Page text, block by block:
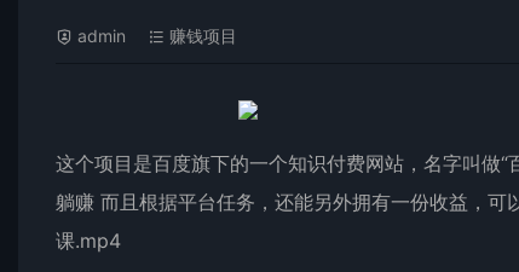
admin 赚钱项目
这个项目是百度旗下的一个知识付费网站，名字叫做
躺赚 而且根据平台任务，还能另外拥有一份收益，
课.mp4